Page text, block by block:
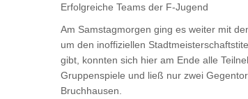
Erfolgreiche Teams der F-Jugend
Am Samstagmorgen ging es weiter mit
um den inoffiziellen
gibt, konnten sich hier am Ende alle
Gruppenspiele und ließ nur zwei
Bruchhausen.